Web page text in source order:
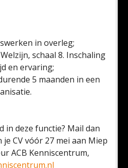
in overleg;
schaal 8. Inschaling
en ervaring;
5 maanden in een
in deze functie? Mail dan
CV vóór 27 mei aan Miep
ACB Kenniscentrum,